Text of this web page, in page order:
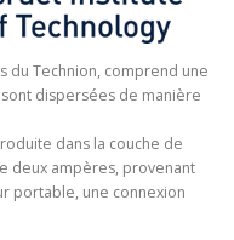
du Technion, comprend une
dispersées de manière
dans la couche de
deux ampères, provenant
portable, une connexion